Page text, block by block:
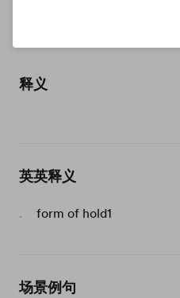
释义
英英释义
. form of hold1
场景例句